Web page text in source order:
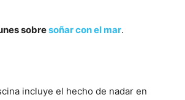
sobresoñar con el mar.
incluye el hecho de nadar en